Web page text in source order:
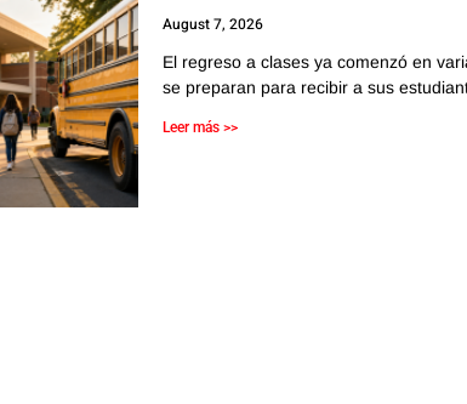
August 7, 2026
El regreso a clases ya comenzó en
se preparan para recibir a sus
Leer más >>